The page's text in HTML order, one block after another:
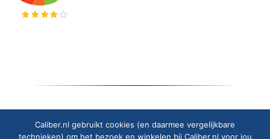
Copyright © 2025 Caliber Europe B.V.
Caliber.nl gebruikt cookies (en daarmee vergelijkbare
technieken) om het bezoek en winkelen bij Caliber.nl voor jou